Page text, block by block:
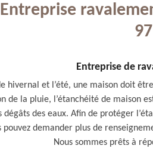
Entreprise
Entreprise de
hivernal et l’été, une maison doit
de la pluie, l’étanchéité de maison
dégâts des eaux. Afin de protéger
pouvez demander plus de
Nous sommes prêts à